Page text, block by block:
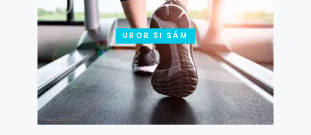
UROB SI SÁM